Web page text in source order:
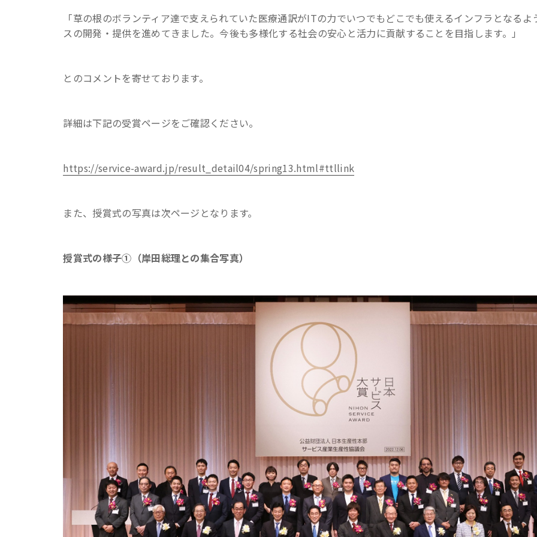
「草の根のボランティア達で支えられていた医療通訳がITの力でいつでもどこでも使えるインフラとなるよ
スの開発・提供を進めてきました。今後も多様化する社会の安心と活力に貢献することを目指します。」
とのコメントを寄せております。
詳細は下記の受賞ページをご確認ください。
https://service-award.jp/result_detail04/spring13.html#ttllink
また、授賞式の写真は次ページとなります。
授賞式の様子①（岸田総理との集合写真）